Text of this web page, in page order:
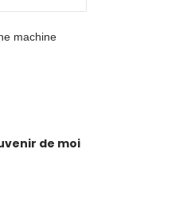
machine
de moi